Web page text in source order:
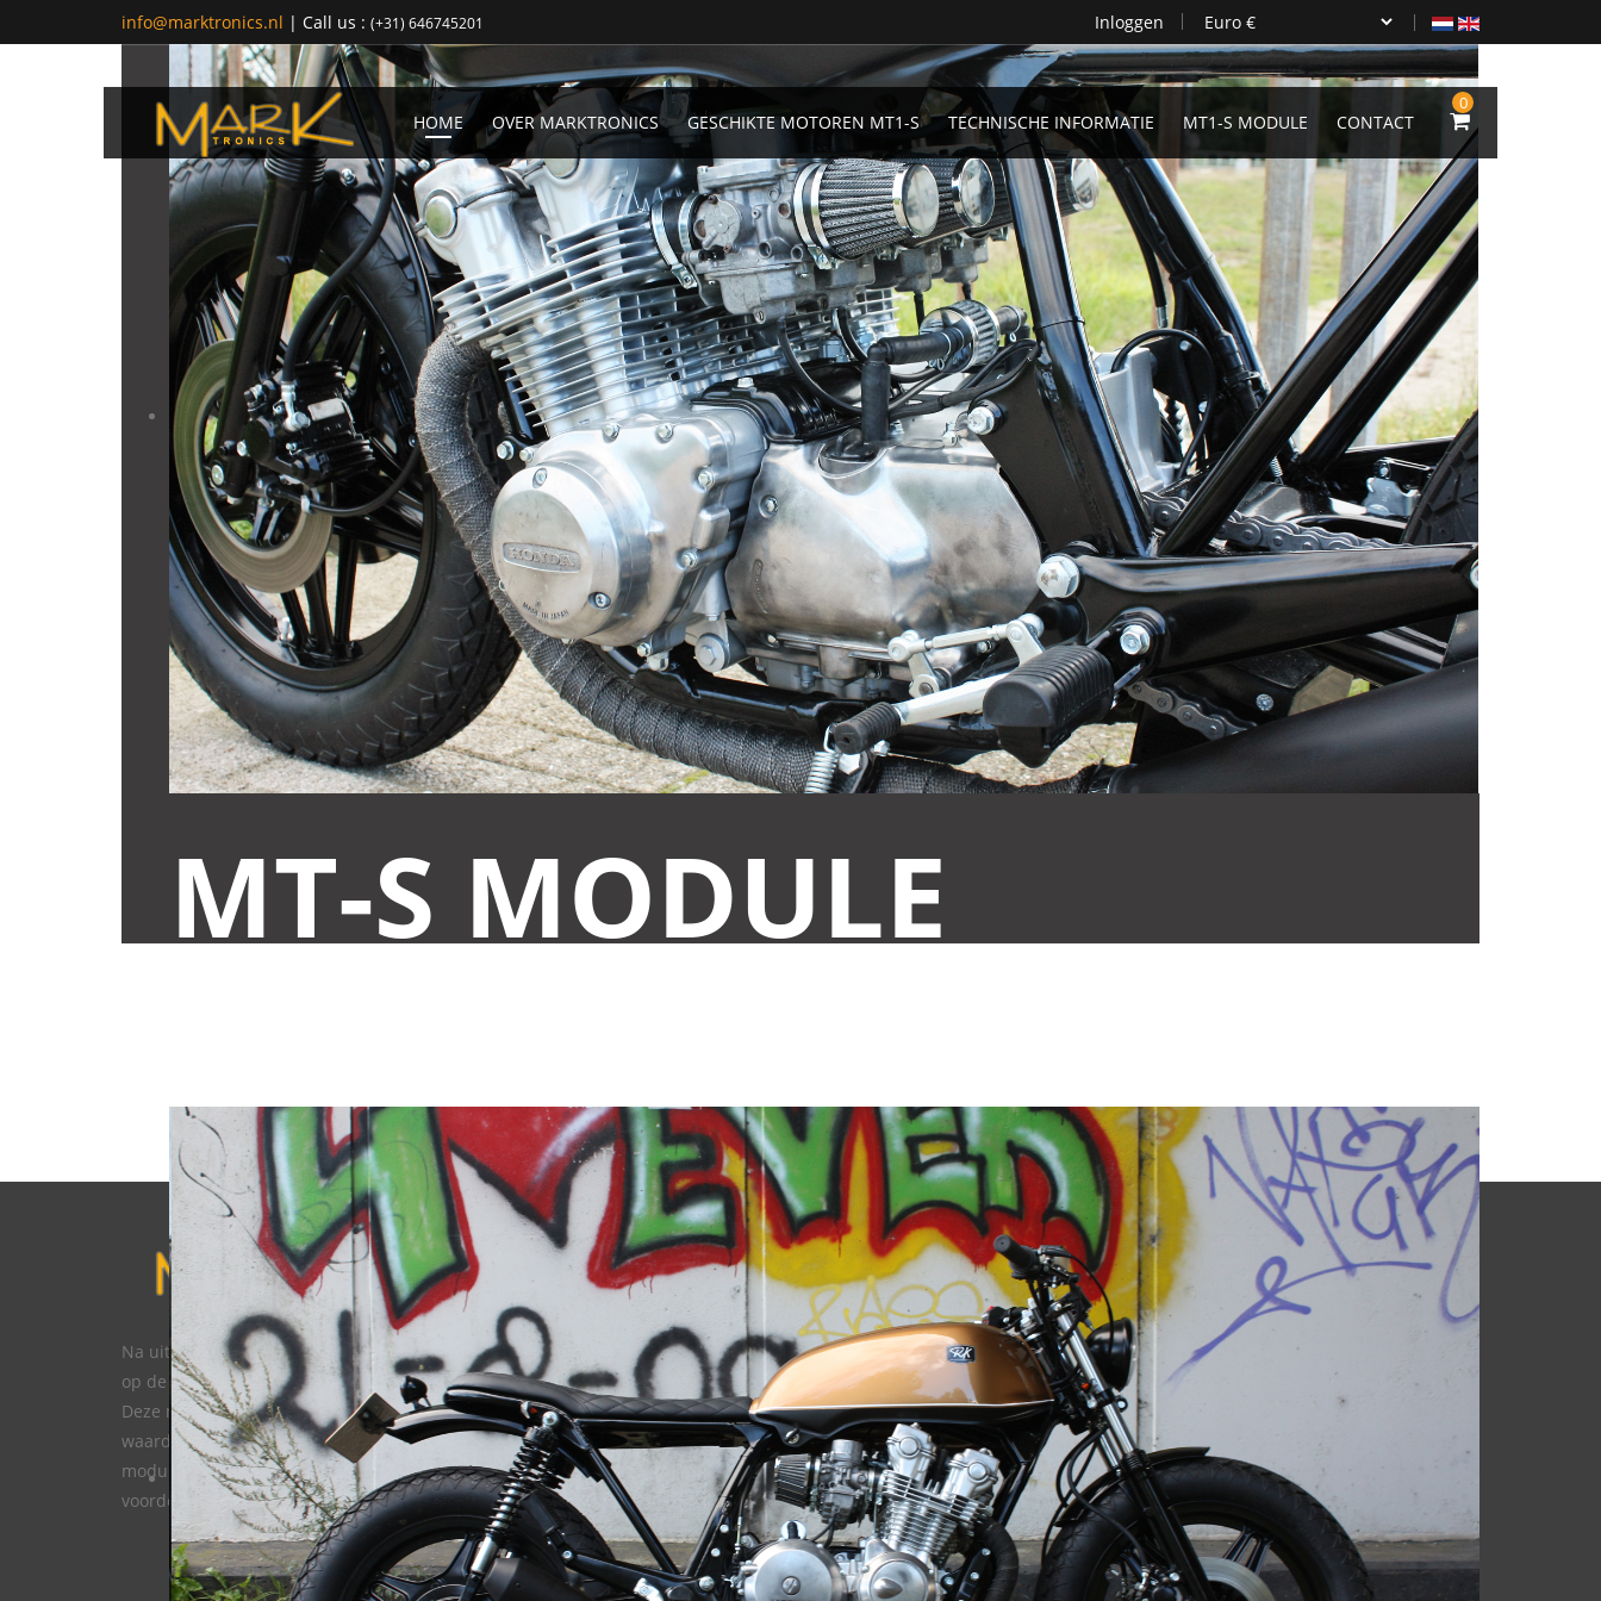
info@marktronics.nl | Call us : (+31) 646745201 Inloggen
0
HOME OVER MARKTRONICS GESCHIKTE MOTOREN MT1-S TECHNISCHE INFORMATIE MT1-S MODULE CONTACT
MT-S MODULE
Na uitvoerig testen van vele prototypes, is Mark Tronics
op de markt gekomen met de MT-ontstekings modules.
Deze modules genereren een ander soort vonk,
waardoor de MT-modules vele efficienter zijn. De
module is volkomen plug-en-play en geeft vele
voordelen boven de originele modules.
MIJN ACCOUNT
Mijn profiel
Mijn bestellingen
Winkelwagen
SERVICE
The Company
Support
Terms of delivery and
return policy
CONTACT
7711 LV Weth. Reuverslaan
info@marktronics.nl